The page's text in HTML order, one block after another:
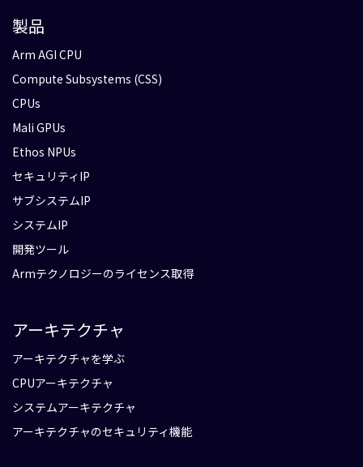
製品
Arm AGI CPU
Compute Subsystems (CSS)
CPUs
Mali GPUs
Ethos NPUs
セキュリティIP
サブシステムIP
システムIP
開発ツール
Armテクノロジーのライセンス取得
アーキテクチャ
アーキテクチャを学ぶ
CPUアーキテクチャ
システムアーキテクチャ
アーキテクチャのセキュリティ機能